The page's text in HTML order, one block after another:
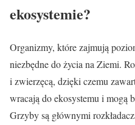
ekosystemie?
Organizmy, które zajmują
niezbędne do życia na Ziemi.
i zwierzęcą, dzięki czemu
wracają do ekosystemu i mogą
Grzyby są głównymi